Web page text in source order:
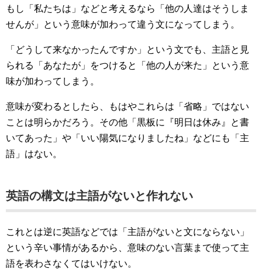
もし「私たちは」などと考えるなら「他の人達はそうしま
せんが」という意味が加わって違う文になってしまう。
「どうして来なかったんですか」という文でも、主語と見
られる「あなたが」をつけると「他の人が来た」という意
味が加わってしまう。
意味が変わるとしたら、もはやこれらは「省略」ではない
ことは明らかだろう。その他「黒板に『明日は休み』と書
いてあった」や「いい陽気になりましたね」などにも「主
語」はない。
英語の構文は主語がないと作れない
これとは逆に英語などでは「主語がないと文にならない」
という辛い事情があるから、意味のない言葉まで使って主
語を表わさなくてはいけない。